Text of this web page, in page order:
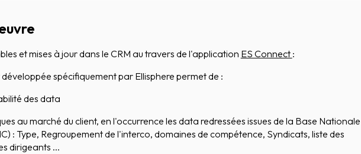
et mises à jour dans le CRM au travers de l'application ES Connect :
spécifiquement par Ellisphere permet de :
des data
au marché du client, en l'occurrence les data redressées issues de la Base
: Type, Regroupement de l'interco, domaines de compétence, Syndicats, liste des
dirigeants ...